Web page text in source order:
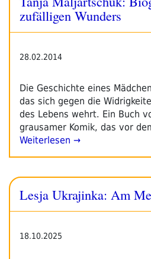
zufälligen Wunders
28.02.2014
Die Geschichte eines
das sich gegen die
des Lebens wehrt. Ein Buch
grausamer Komik, das vor
Weiterlesen →
Lesja Ukrajinka: Am
18.10.2025